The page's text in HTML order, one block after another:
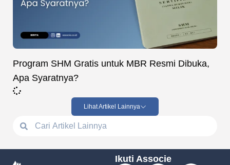
Program SHM Gratis untuk MBR Resmi Dibuka,
Apa Syaratnya?
Lihat Artikel Lainnya
Ikuti Associe